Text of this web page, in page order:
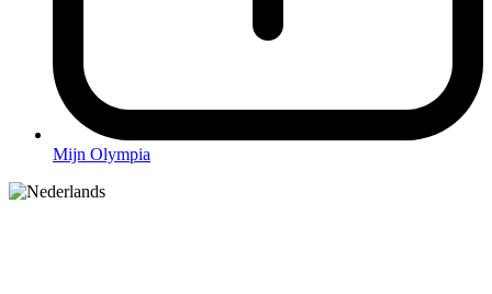
Mijn Olympia